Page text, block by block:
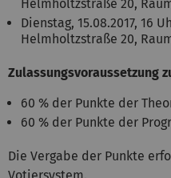
Helmholtzstraße 20,
Dienstag, 15.08.2017, 16
Helmholtzstraße 20,
Zulassungsvoraussetzung
60 % der Punkte der
60 % der Punkte der
Die Vergabe der Punkte
Votiersystem.